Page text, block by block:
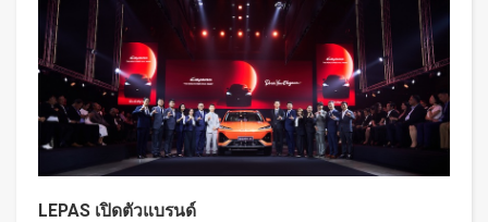
LEPAS เปิดตัวแบรนด์